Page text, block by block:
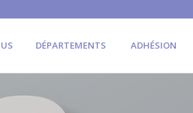
DÉPARTEMENTS ADHÉSION